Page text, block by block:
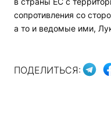
сопротивления со
а то и ведомые ими,
ПОДЕЛИТЬСЯ: